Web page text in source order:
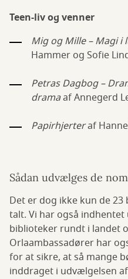
Teen-liv og venner
Mig og Mille – Magi i
Hammer og Sofie
Petras Dagbog –
dramaaf Annegerd
Papirhjerteraf
Sådan udvælges de
Det er dog ikke kun de
talt. Vi har også
biblioteker rundt i landet
Orlaambassadører har
for at sikre, at så mange
inddraget i udvælgelsen